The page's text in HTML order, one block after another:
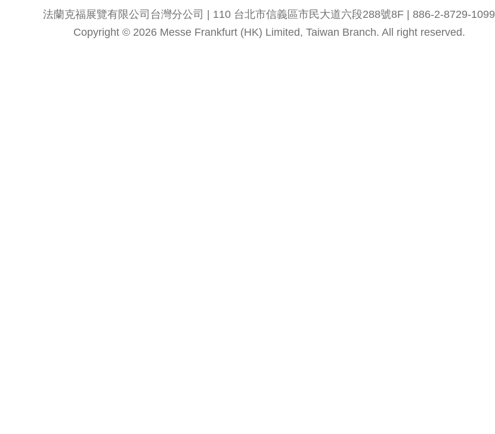
法蘭克福展覽有限公司台灣分公司 | 110 台北市信義區市民大道六段288號8F | 886-2-8729-1099
Copyright © 2026 Messe Frankfurt (HK) Limited, Taiwan Branch. All right reserved.